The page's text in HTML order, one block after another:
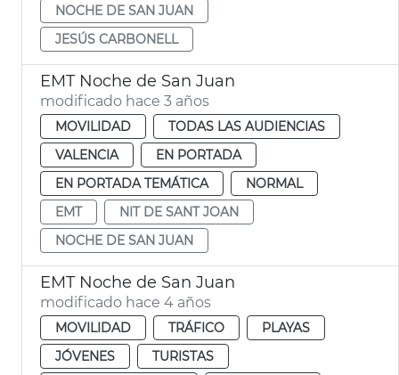
NOCHE DE SAN JUAN
JESÚS CARBONELL
EMT Noche de San Juan
modificado hace 3 años
MOVILIDAD
TODAS LAS AUDIENCIAS
VALENCIA
EN PORTADA
EN PORTADA TEMÁTICA
NORMAL
EMT
NIT DE SANT JOAN
NOCHE DE SAN JUAN
EMT Noche de San Juan
modificado hace 4 años
MOVILIDAD TRÁFICO
PLAYAS
JÓVENES
TURISTAS